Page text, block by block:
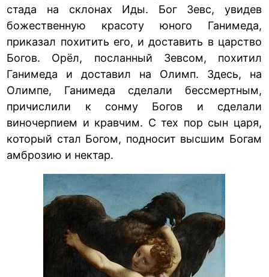
стада на склонах Иды. Бог Зевс, увидев
божественную красоту юного Ганимеда,
приказал похитить его, и доставить в царство
Богов. Орёл, посланный Зевсом, похитил
Ганимеда и доставил на Олимп. Здесь, на
Олимпе, Ганимеда сделали бессмертным,
причислили к сонму Богов и сделали
виночерпием и кравчим. С тех пор сын царя,
который стал Богом, подносит высшим Богам
амброзию и нектар.